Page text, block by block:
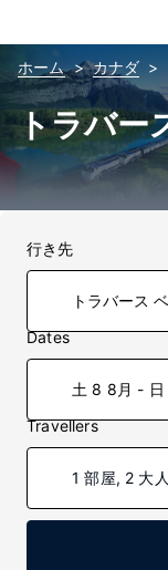
ホーム カナダ
トラバー
行き先
Dates
土 8 8月 - 日
Travellers
1 部屋, 2 大